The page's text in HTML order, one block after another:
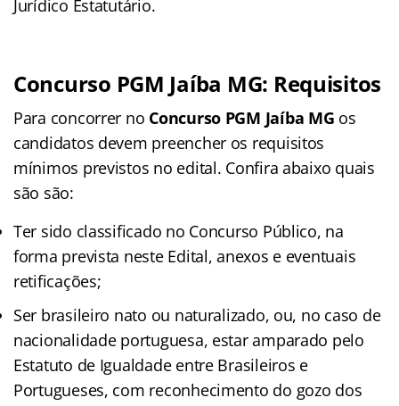
Jurídico Estatutário.
Concurso PGM Jaíba MG: Requisitos
Para concorrer no Concurso PGM Jaíba MG os
candidatos devem preencher os requisitos
mínimos previstos no edital. Confira abaixo quais
são são:
Ter sido classificado no Concurso Público, na
forma prevista neste Edital, anexos e eventuais
retificações;
Ser brasileiro nato ou naturalizado, ou, no caso de
nacionalidade portuguesa, estar amparado pelo
Estatuto de Igualdade entre Brasileiros e
Portugueses, com reconhecimento do gozo dos